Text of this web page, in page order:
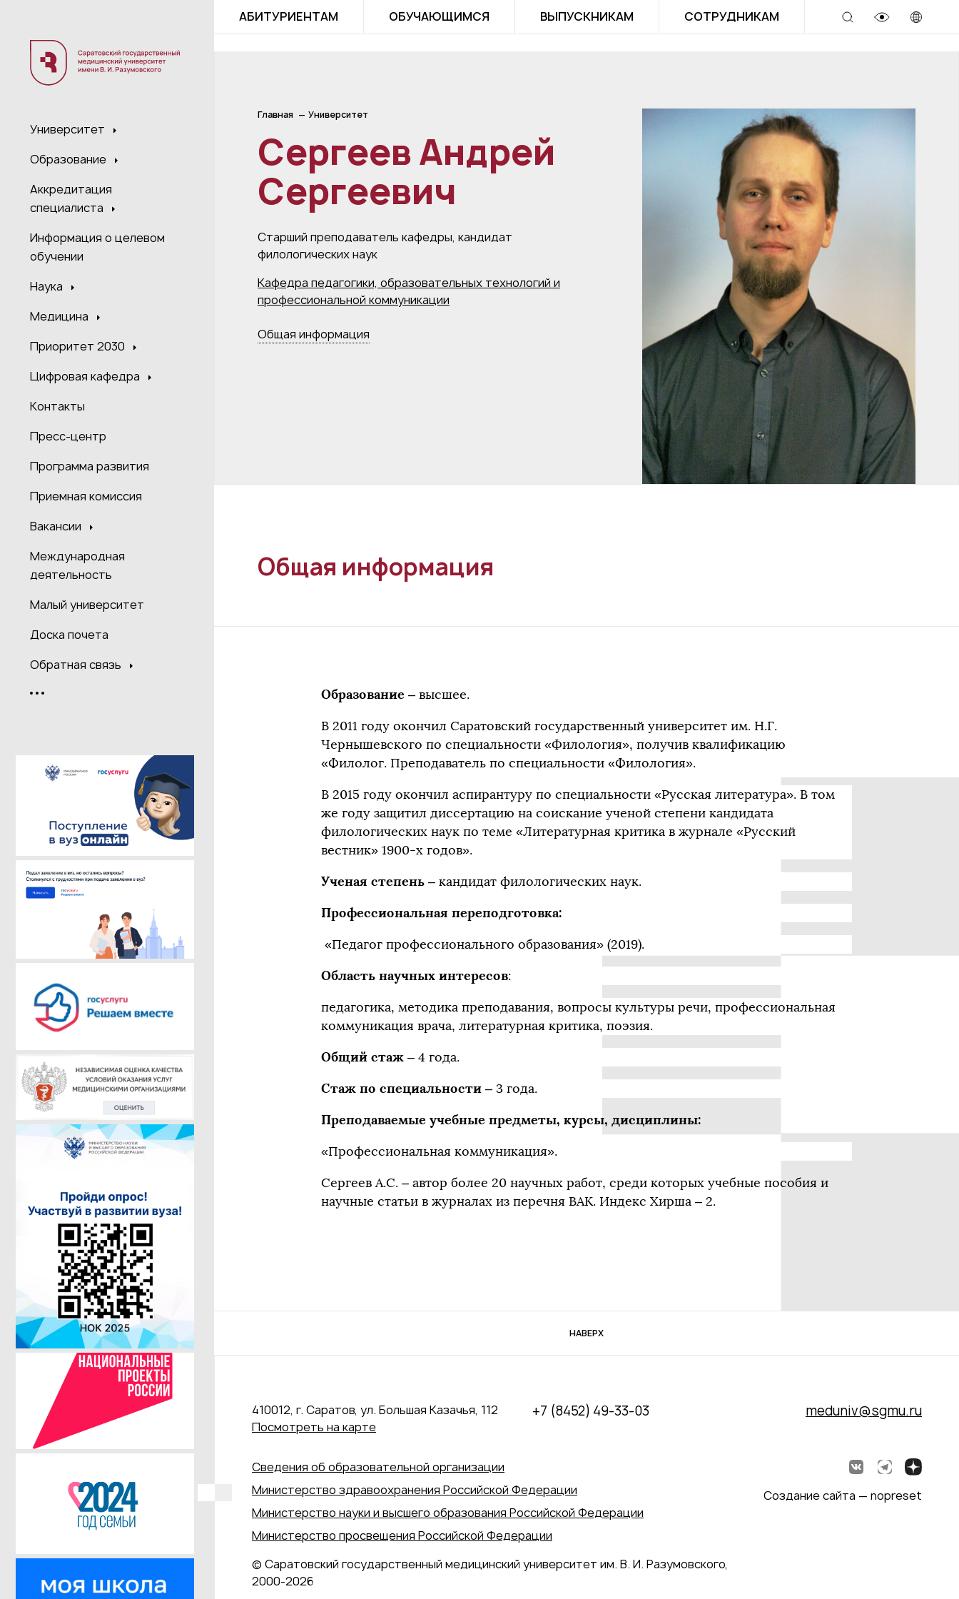
Университет
Образование
Аккредитация
специалиста
Информация о целевом
обучении
Наука
Медицина
Приоритет 2030
Цифровая кафедра
Контакты
Пресс-центр
Программа развития
Приемная комиссия
Вакансии
Международная
деятельность
Малый университет
Доска почета
Обратная связь
АБИТУРИЕНТАМ ОБУЧАЮЩИМСЯ ВЫПУСКНИКАМ СОТРУДНИКАМ
Главная Университет
Сергеев Андрей
Сергеевич
Старший преподаватель кафедры, кандидат
филологических наук
Кафедра педагогики, образовательных технологий и
профессиональной коммуникации
Общая информация
Общая информация
Образование – высшее.
В 2011 году окончил Саратовский государственный университет им. Н.Г.
Чернышевского по специальности «Филология», получив квалификацию
«Филолог. Преподаватель по специальности «Филология».
В 2015 году окончил аспирантуру по специальности «Русская литература». В том
же году защитил диссертацию на соискание ученой степени кандидата
филологических наук по теме «Литературная критика в журнале «Русский
вестник» 1900-х годов».
Ученая степень – кандидат филологических наук.
Профессиональная переподготовка:
«Педагог профессионального образования» (2019).
Область научных интересов:
педагогика, методика преподавания, вопросы культуры речи, профессиональная
коммуникация врача, литературная критика, поэзия.
Общий стаж – 4 года.
Стаж по специальности – 3 года.
Преподаваемые учебные предметы, курсы, дисциплины:
«Профессиональная коммуникация».
Сергеев А.С. – автор более 20 научных работ, среди которых учебные пособия и
научные статьи в журналах из перечня ВАК. Индекс Хирша – 2.
НАВЕРХ
410012, г. Саратов, ул. Большая Казачья, 112
Посмотреть на карте
+7 (8452) 49-33-03 meduniv@sgmu.ru
Сведения об образовательной организации
Министерство здравоохранения Российской Федерации
Министерство науки и высшего образования Российской Федерации
Министерство просвещения Российской Федерации
© Саратовский государственный медицинский университет им. В. И. Разумовского,
2000‑2026
Создание сайта — nopreset